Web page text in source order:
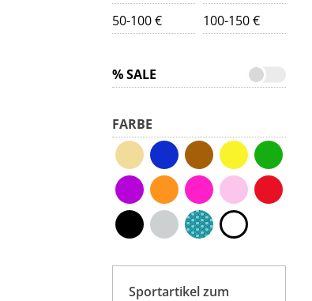
50-100 €
100-150 €
% SALE
FARBE
Sportartikel zum